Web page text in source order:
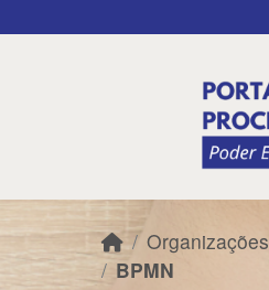
Organizações
BPMN